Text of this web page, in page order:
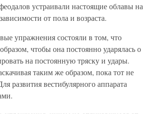
устраивали настоящие облавы на
от пола и возраста.
упражнения состояли в том, что
чтобы она постоянно ударялась о
на постоянную тряску и удары.
таким же образом, пока тот не
развития вестибулярного аппарата